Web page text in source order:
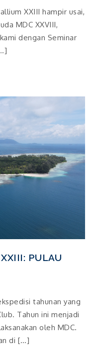
XXIII hampir usai,
MDC XXVIII,
dengan Seminar
PULAU
tahunan yang
Tahun ini menjadi
oleh MDC.
di […]